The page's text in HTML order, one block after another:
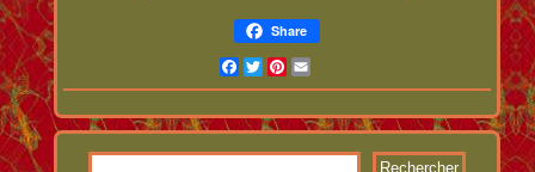
Share
Facebook
TwitterPinterest